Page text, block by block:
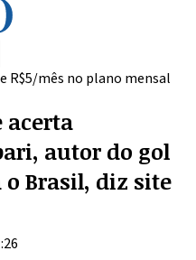
R$5/mês no plano mensal
acerta
autor do gol
Brasil, diz site